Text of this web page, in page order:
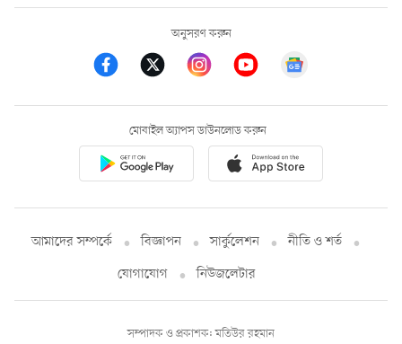
অনুসরণ করুন
মোবাইল অ্যাপস ডাউনলোড করুন
আমাদের সম্পর্কে বিজ্ঞাপন সার্কুলেশন
নীতি ও শর্ত
যোগাযোগ
নিউজলেটার
সম্পাদক ও প্রকাশক: মতিউর রহমান